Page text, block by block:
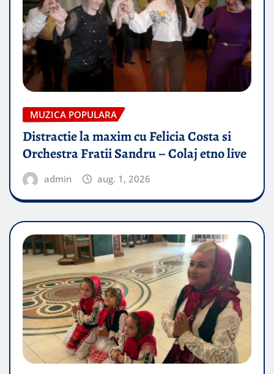
MUZICA POPULARA
Distractie la maxim cu Felicia Costa si
Orchestra Fratii Sandru – Colaj etno live
admin aug. 1, 2026